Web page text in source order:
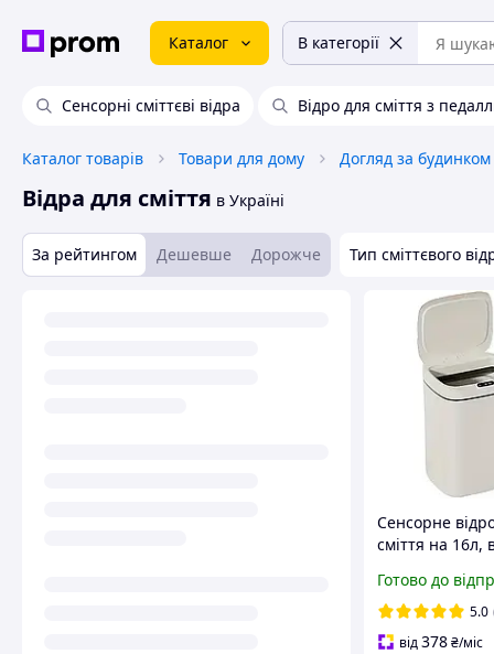
Каталог В категорії
Сенсорні сміттєві відра Відро для сміття з
Каталог товарів Товари для дому Догляд за будинком
Відра для сміття в Україні
За рейтингом Дешевше Дорожче Тип сміттєвого
Сенсорне
сміття на 16л,
Автоматичне
сміття /
для сміття з
Готово до
5.0
від378₴/міс